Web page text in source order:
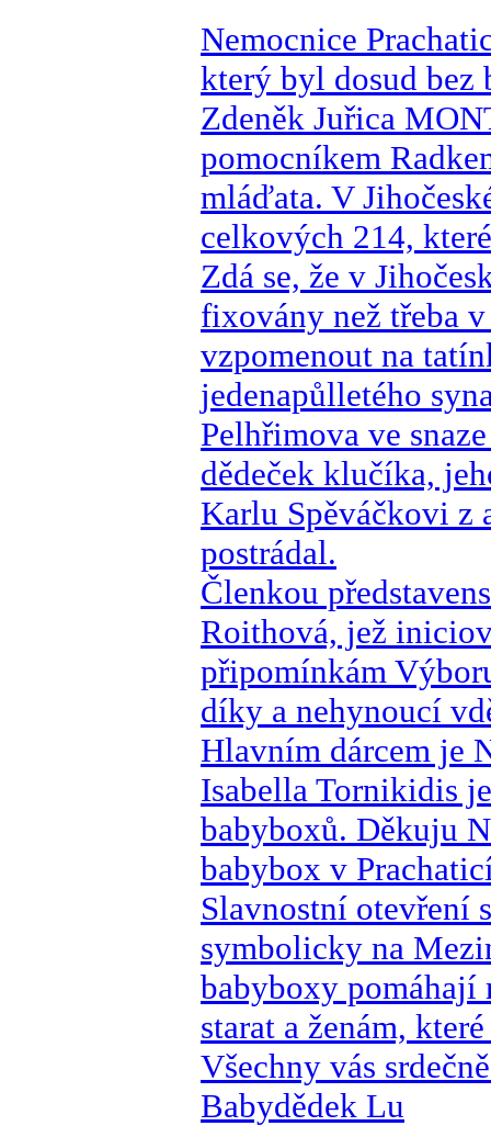
Nemocnice
který byl dosud bez
Zdeněk Juřica
pomocníkem
mláďata. V
celkových 214,
Zdá se, že v
fixovány než třeba
vzpomenout na
jedenapůlletého
Pelhřimova ve
dědeček klučíka,
Karlu Spěváčkovi z
postrádal.
Členkou
Roithová, jež
připomínkám
díky a nehynoucí
Hlavním dárcem je
Isabella Tornikidis
babyboxů. Děkuju
babybox v
Slavnostní otevření
symbolicky na
babyboxy pomáhají
starat a ženám,
Všechny vás
Babydědek Lu